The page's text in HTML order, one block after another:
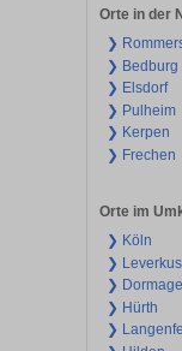
Orte in der
❯
❯ Bedburg
❯ Elsdorf
❯ Pulheim
❯ Kerpen
❯ Frechen
Orte im
❯ Köln
❯
❯
❯ Hürth
❯